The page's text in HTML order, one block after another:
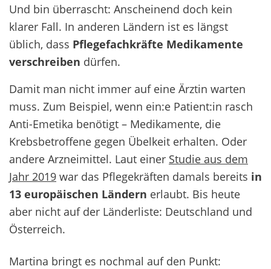
Und bin überrascht: Anscheinend doch kein
klarer Fall. In anderen Ländern ist es längst
üblich, dass Pflegefachkräfte Medikamente
verschreiben dürfen.
Damit man nicht immer auf eine Ärztin warten
muss. Zum Beispiel, wenn ein:e Patient:in rasch
Anti-Emetika benötigt – Medikamente, die
Krebsbetroffene gegen Übelkeit erhalten. Oder
andere Arzneimittel. Laut einer Studie aus dem
Jahr 2019 war das Pflegekräften damals bereits in
13 europäischen Ländern erlaubt. Bis heute
aber nicht auf der Länderliste: Deutschland und
Österreich.
Martina bringt es nochmal auf den Punkt: